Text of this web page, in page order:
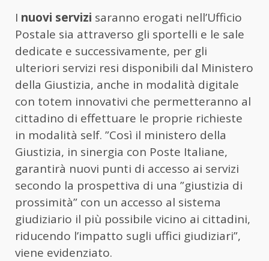
I nuovi servizi saranno erogati nell’Ufficio
Postale sia attraverso gli sportelli e le sale
dedicate e successivamente, per gli
ulteriori servizi resi disponibili dal Ministero
della Giustizia, anche in modalità digitale
con totem innovativi che permetteranno al
cittadino di effettuare le proprie richieste
in modalità self. ”Così il ministero della
Giustizia, in sinergia con Poste Italiane,
garantirà nuovi punti di accesso ai servizi
secondo la prospettiva di una ”giustizia di
prossimità” con un accesso al sistema
giudiziario il più possibile vicino ai cittadini,
riducendo l’impatto sugli uffici giudiziari”,
viene evidenziato.